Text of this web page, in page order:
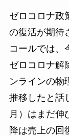
ゼロコロナ政
の復活が期待
コールでは、
ゼロコロナ解
ンラインの物
推移したと話
月）はまだ伸
降は売上の回